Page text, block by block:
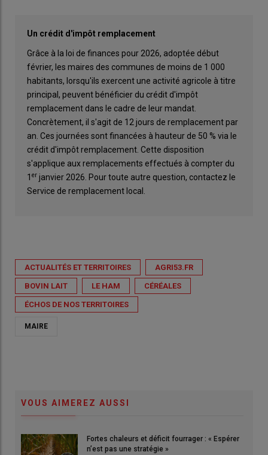
Un crédit d'impôt remplacement
Grâce à la loi de finances pour 2026, adoptée début
février, les maires des communes de moins de 1 000
habitants, lorsqu'ils exercent une activité agricole à titre
principal, peuvent bénéficier du crédit d'impôt
remplacement dans le cadre de leur mandat.
Concrètement, il s'agit de 12 jours de remplacement par
an. Ces journées sont financées à hauteur de 50 % via le
crédit d'impôt remplacement. Cette disposition
s'applique aux remplacements effectués à compter du
1 er janvier 2026. Pour toute autre question, contactez le
Service de remplacement local.
ACTUALITÉS ET TERRITOIRES AGRI53.FR
BOVIN LAIT LE HAM CÉRÉALES
ÉCHOS DE NOS TERRITOIRES
MAIRE
VOUS AIMEREZ AUSSI
Fortes chaleurs et déficit fourrager : « Espérer
n’est pas une stratégie »